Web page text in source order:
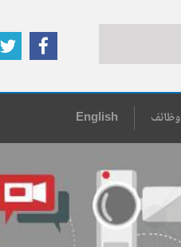
وظائف English